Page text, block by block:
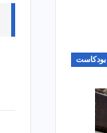
بودكاست